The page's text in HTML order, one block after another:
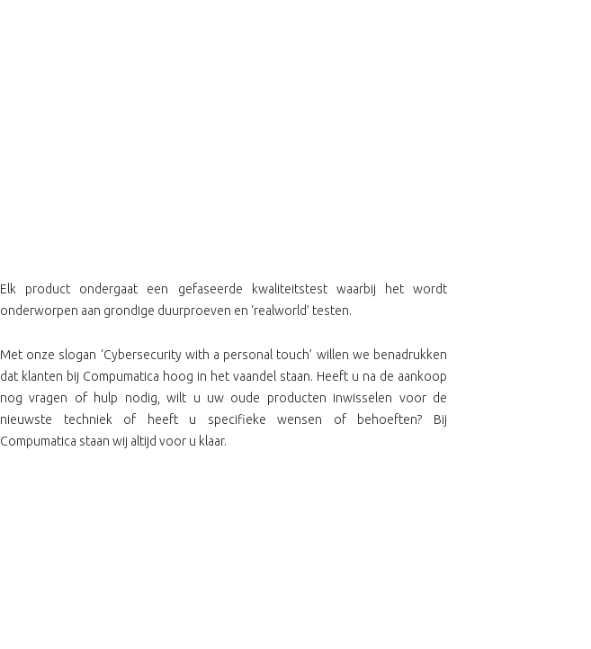
Elk product ondergaat een gefaseerde kwaliteitstest waarbij het wordt
onderworpen aan grondige duurproeven en ‘realworld’ testen.
Met onze slogan ‘Cybersecurity with a personal touch’ willen we benadrukken
dat klanten bij Compumatica hoog in het vaandel staan. Heeft u na de aankoop
nog vragen of hulp nodig, wilt u uw oude producten inwisselen voor de
nieuwste techniek of heeft u specifieke wensen of behoeften? Bij
Compumatica staan wij altijd voor u klaar.